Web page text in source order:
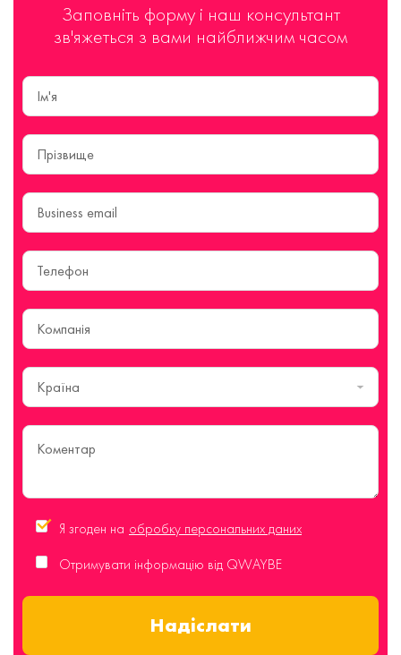
Заповніть форму і наш консультант
зв'яжеться з вами найближчим часом
Країна
Я згоден на обробку персональних даних
Отримувати інформацію від QWAYBE
Надіслати